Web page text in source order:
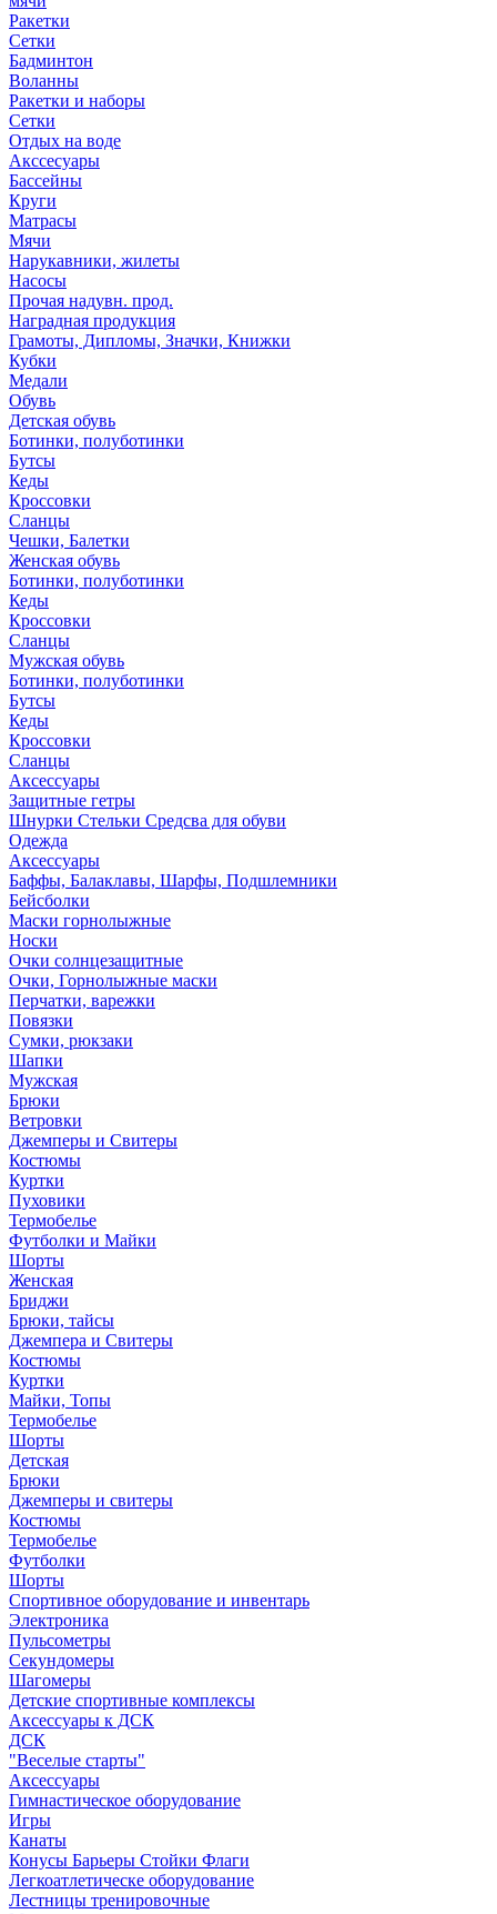
Ракетки
Сетки
Бадминтон
Воланны
Ракетки и наборы
Сетки
Отдых на воде
Акссесуары
Бассейны
Круги
Матрасы
Мячи
Нарукавники, жилеты
Насосы
Прочая надувн. прод.
Наградная продукция
Грамоты, Дипломы, Значки, Книжки
Кубки
Медали
Обувь
Детская обувь
Ботинки, полуботинки
Бутсы
Кеды
Кроссовки
Сланцы
Чешки, Балетки
Женская обувь
Ботинки, полуботинки
Кеды
Кроссовки
Сланцы
Мужская обувь
Ботинки, полуботинки
Бутсы
Кеды
Кроссовки
Сланцы
Аксессуары
Защитные гетры
Шнурки Стельки Средсва для обуви
Одежда
Аксессуары
Баффы, Балаклавы, Шарфы, Подшлемники
Бейсболки
Маски горнолыжные
Носки
Очки солнцезащитные
Очки, Горнолыжные маски
Перчатки, варежки
Повязки
Сумки, рюкзаки
Шапки
Мужская
Брюки
Ветровки
Джемперы и Свитеры
Костюмы
Куртки
Пуховики
Термобелье
Футболки и Майки
Шорты
Женская
Бриджи
Брюки, тайсы
Джемпера и Свитеры
Костюмы
Куртки
Майки, Топы
Термобелье
Шорты
Детская
Брюки
Джемперы и свитеры
Костюмы
Термобелье
Футболки
Шорты
Спортивное оборудование и инвентарь
Электроника
Пульсометры
Секундомеры
Шагомеры
Детские спортивные комплексы
Аксессуары к ДСК
ДСК
"Веселые старты"
Аксессуары
Гимнастическое оборудование
Игры
Канаты
Конусы Барьеры Стойки Флаги
Легкоатлетическе оборудование
Лестницы тренировочные